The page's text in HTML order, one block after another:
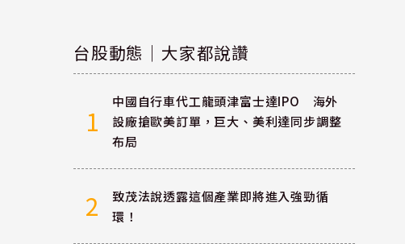
台股動態｜大家都說讚
1
中國自行車代工龍頭津富士達IPO 海外
設廠搶歐美訂單，巨大、美利達同步調整
布局
2
致茂法說透露這個產業即將進入強勁循
環！